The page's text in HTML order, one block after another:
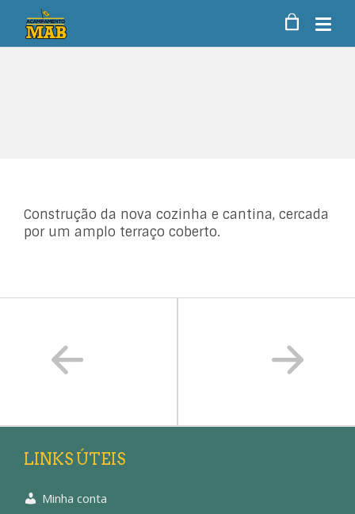
Construção da nova cozinha e cantina, cercada
por um amplo terraço coberto.
LINKS ÚTEIS
Minha conta